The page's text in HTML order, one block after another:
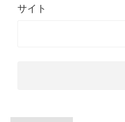
サイト